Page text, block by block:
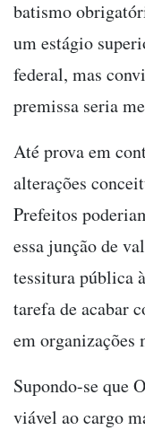
batismo
um estágio
federal, mas
premissa seria
Até prova em
alterações
Prefeitos
essa junção de
tessitura pública
tarefa de acabar
em organizações
Supondo-se que
viável ao cargo